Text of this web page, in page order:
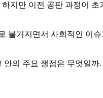
지만 이전 공판 과정이
거지면서 사회적인 이
의 주요 쟁점은 무엇일